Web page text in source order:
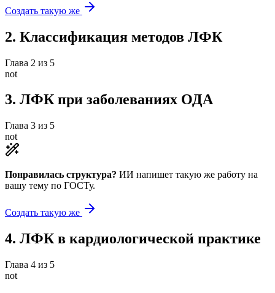
Создать такую же
2. Классификация методов ЛФК
Глава 2 из 5
not
3. ЛФК при заболеваниях ОДА
Глава 3 из 5
not
Понравилась структура? ИИ напишет такую же работу на
вашу тему по ГОСТу.
Создать такую же
4. ЛФК в кардиологической практике
Глава 4 из 5
not